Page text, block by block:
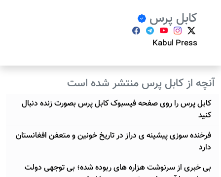
کابل پرس
Kabul Press
آنچه از کابل پرس منتشر شده است
کابل پرس را روی صفحه فیسبوک کابل پرس بصورت زنده دنبال
کنید
فرخنده سوزی پیشینه ی دراز در تاریخ خونین و متعفن افغانستان
دارد
بی خبری از سرنوشت هزاره های ربوده شده؛ بی توجهی دولت